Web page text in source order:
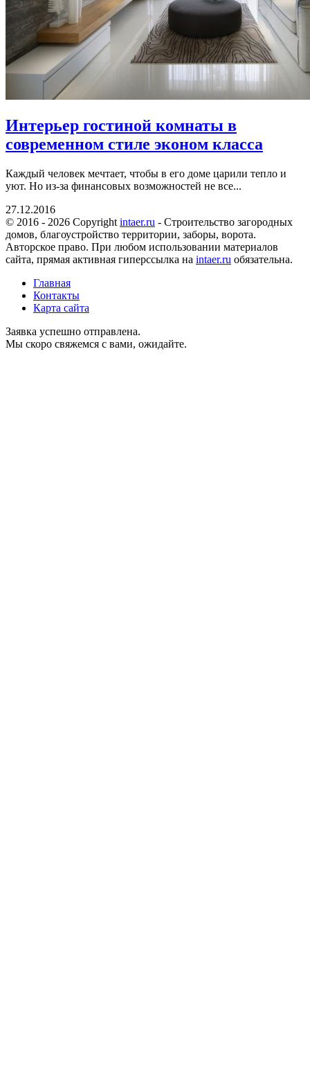
Интерьер гостиной комнаты в
современном стиле эконом класса
Каждый человек мечтает, чтобы в его доме царили тепло и
уют. Но из-за финансовых возможностей не все...
27.12.2016
© 2016 - 2026 Copyright intaer.ru - Cтроительство загородных
домов, благоустройство территории, заборы, ворота.
Авторское право. При любом использовании материалов
сайта, прямая активная гиперссылка на intaer.ru обязательна.
Главная
Контакты
Карта сайта
Заявка успешно отправлена.
Мы скоро свяжемся с вами, ожидайте.